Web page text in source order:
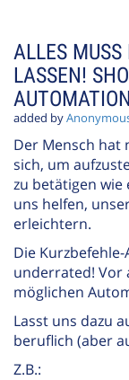
ALLES
LASSEN!
added by
Der Mensch hat
sich, um
zu betätigen
uns helfen,
erleichtern.
Die
underrated! Vor
möglichen
Lasst uns dazu
beruflich (aber
Z.B.: